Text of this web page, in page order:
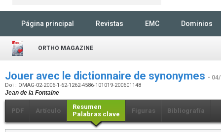
Página principal Revistas EMC Dominios
ORTHO MAGAZINE
Jouer avec le dictionnaire de synonymes -
Doi : OMAG-02-2006-1-62-1262-4586-101019-200601148
Jean de la Fontaine
PDF Artículo
Resumen
Palabras clave
Figuras Bibliografía